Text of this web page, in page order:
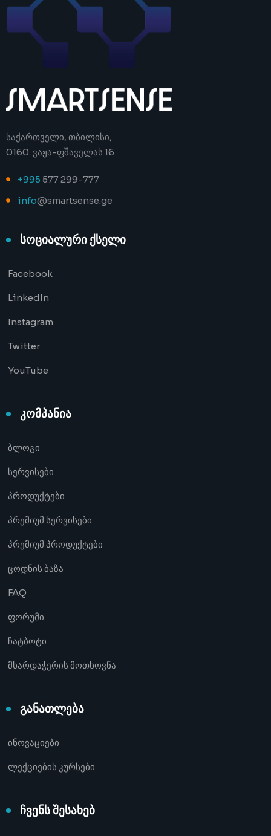
საქართველი, თბილისი,
0160. ვაჟა-ფშაველას 16
+995 577 299-777
info@smartsense.ge
სოციალური ქსელი
Facebook
LinkedIn
Instagram
Twitter
YouTube
კომპანია
ბლოგი
სერვისები
პროდუქტები
პრემიუმ სერვისები
პრემიუმ პროდუქტები
ცოდნის ბაზა
FAQ
ფორუმი
ჩატბოტი
მხარდაჭერის მოთხოვნა
განათლება
ინოვაციები
ლექციების კურსები
ჩვენს შესახებ